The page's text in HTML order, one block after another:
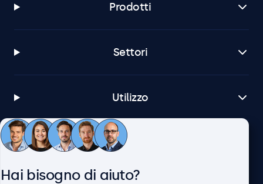
Prodotti
Settori
Utilizzo
Servizio Clienti
Hai bisogno di aiuto?